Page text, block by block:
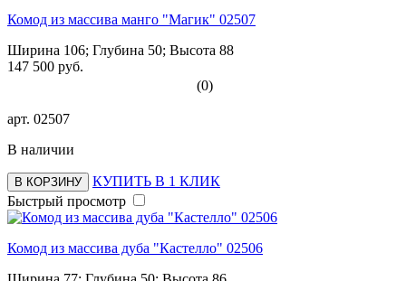
Комод из массива манго "Магик" 02507
Ширина 106; Глубина 50; Высота 88
147 500 руб.
(0)
арт. 02507
В наличии
В КОРЗИНУ
КУПИТЬ В 1 КЛИК
Быстрый просмотр
Комод из массива дуба "Кастелло" 02506